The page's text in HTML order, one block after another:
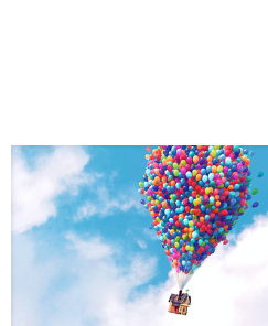
お問い合わせ
サイトマップ